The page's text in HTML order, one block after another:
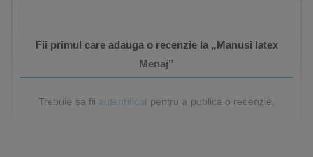
Fii primul care adauga o recenzie la „Manusi latex
Menaj”
Trebuie sa fii autentificatpentru a publica o recenzie.